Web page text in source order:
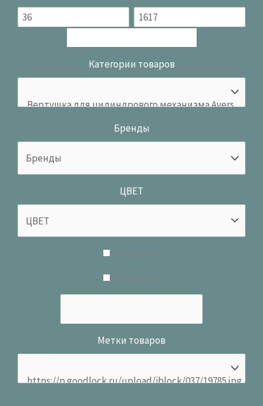
Категории товаров
Бренды
ЦВЕТ
Метки товаров